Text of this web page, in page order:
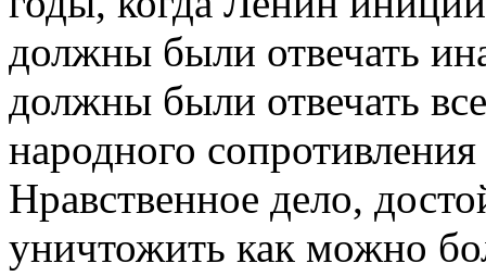
должны были отвечать
должны были отвечать
народного
Нравственное дело,
уничтожить как можно